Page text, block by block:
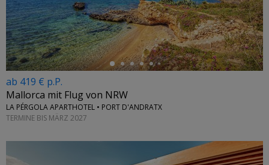
←
ab 419 € p.P.
Mallorca mit Flug von NRW
LA PÉRGOLA APARTHOTEL • PORT D'ANDRATX
TERMINE BIS MÄRZ 2027